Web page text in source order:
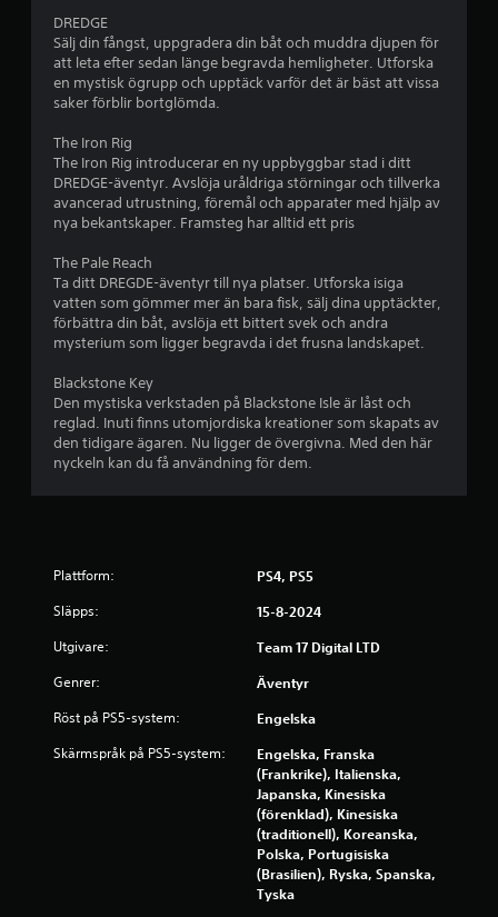
4
.
9
s
ä
r
n
o
e
DREDGE
Sälj din fångst, uppgradera din båt och muddra djupen för
att leta efter sedan länge begravda hemligheter. Utforska
en mystisk ögrupp och upptäck varför det är bäst att vissa
saker förblir bortglömda.
The Iron Rig
The Iron Rig introducerar en ny uppbyggbar stad i ditt
DREDGE-äventyr. Avslöja uråldriga störningar och tillverka
avancerad utrustning, föremål och apparater med hjälp av
nya bekantskaper. Framsteg har alltid ett pris
The Pale Reach
Ta ditt DREGDE-äventyr till nya platser. Utforska isiga
vatten som gömmer mer än bara fisk, sälj dina upptäckter,
förbättra din båt, avslöja ett bittert svek och andra
mysterium som ligger begravda i det frusna landskapet.
Blackstone Key
Den mystiska verkstaden på Blackstone Isle är låst och
reglad. Inuti finns utomjordiska kreationer som skapats av
den tidigare ägaren. Nu ligger de övergivna. Med den här
nyckeln kan du få användning för dem.
Plattform: PS4, PS5
Släpps: 15-8-2024
Utgivare: Team 17 Digital LTD
Genrer: Äventyr
Röst på PS5-system: Engelska
Skärmspråk på PS5-system:
Engelska, Franska
(Frankrike), Italienska,
Japanska, Kinesiska
(förenklad), Kinesiska
(traditionell), Koreanska,
Polska, Portugisiska
(Brasilien), Ryska, Spanska,
Tyska